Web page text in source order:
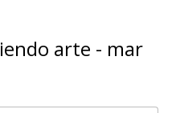
arte - mar